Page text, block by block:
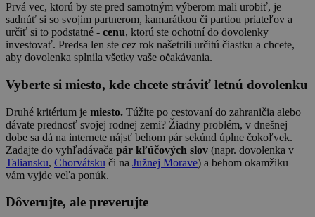
Prvá vec, ktorú by ste pred samotným výberom mali urobiť, je
sadnúť si so svojim partnerom, kamarátkou či partiou priateľov a
určiť si to podstatné - cenu, ktorú ste ochotní do dovolenky
investovať. Predsa len ste cez rok našetrili určitú čiastku a chcete,
aby dovolenka splnila všetky vaše očakávania.
Vyberte si miesto, kde chcete stráviť letnú dovolenku
Druhé kritérium je miesto. Túžite po cestovaní do zahraničia alebo
dávate prednosť svojej rodnej zemi? Žiadny problém, v dnešnej
dobe sa dá na internete nájsť behom pár sekúnd úplne čokoľvek.
Zadajte do vyhľadávača pár kľúčových slov (napr. dovolenka v
Taliansku, Chorvátsku či na Južnej Morave) a behom okamžiku
vám vyjde veľa ponúk.
Dôverujte, ale preverujte